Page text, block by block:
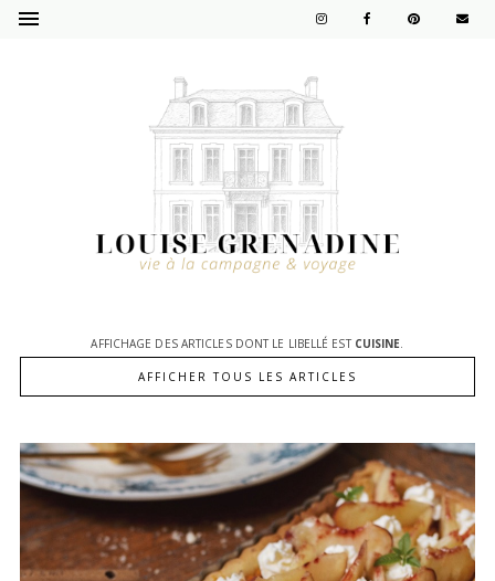
AFFICHAGE DES ARTICLES DONT LE LIBELLÉ EST CUISINE.
AFFICHER TOUS LES ARTICLES